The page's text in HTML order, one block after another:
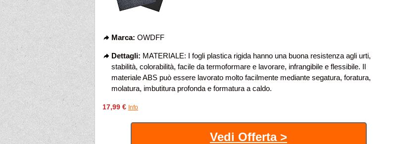
Marca: OWDFF
Dettagli: MATERIALE: I fogli plastica rigida hanno una buona resistenza agli urti,
stabilità, colorabilità, facile da termoformare e lavorare, infrangibile e flessibile. Il
materiale ABS può essere lavorato molto facilmente mediante segatura, foratura,
molatura, imbutitura profonda e formatura a caldo.
17,99 € Info
Vedi Offerta >